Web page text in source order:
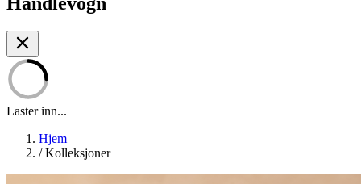
Laster inn...
Hjem
/ Kolleksjoner